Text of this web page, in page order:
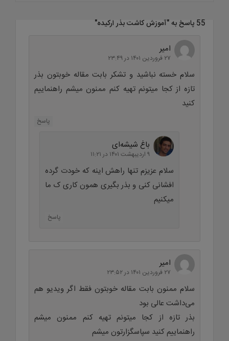
55 پاسخ به " آموزش کاشت بذر ارکیده"
امیر
۲۷ فروردین ۱۴۰۱ در ۲۳:۴۹
سلام خسته نباشید و تشکر بابت مقاله خوبتون بذر
تازه از کجا میتونم تهیه کنم ممنون میشم راهنماییم
کنید
پاسخ
باغ شیشه‌ای
۹ اردیبهشت ۱۴۰۱ در ۱۱:۲۱
سلام عزیزم تنها راهش اینه که خودت گرده
افشانی کنی و بذر بگیری همون کاری ک ما
میکنیم
پاسخ
امیر
۲۷ فروردین ۱۴۰۱ در ۲۳:۵۲
سلام ممنون بابت مقاله خوبتون فقط اگر ویدیو هم
می‌داشت عالی بود
بذر تازه از کجا میتونم تهیه کنم ممنون میشم
راهنماییم کنید سپاسگزارتون میشم